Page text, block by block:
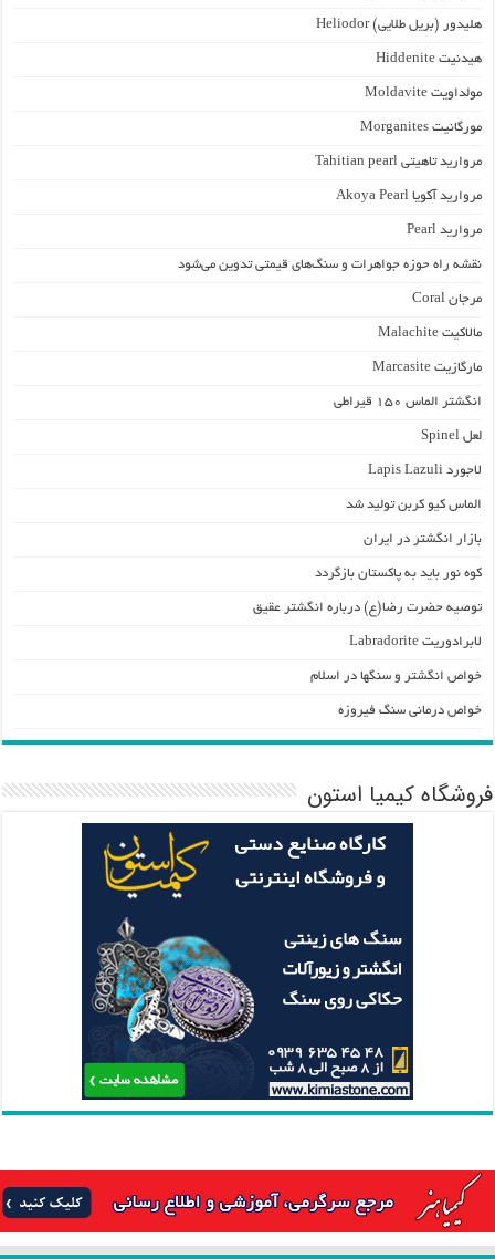
هلیدور (بریل طلایی) Heliodor
هیدنیت Hiddenite
مولداویت Moldavite
مورگانیت Morganites
مروارید تاهیتی Tahitian pearl
مروارید آکویا Akoya Pearl
مروارید Pearl
نقشه راه حوزه جواهرات و سنگ‌های قیمتی تدوین می‌شود
مرجان Coral
مالاکیت Malachite
مارگازیت Marcasite
انگشتر الماس ۱۵۰ قیراطی
لعل Spinel
لاجورد Lapis Lazuli
الماس کیو کربن تولید شد
بازار انگشتر در ایران
کوه نور باید به پاکستان بازگردد
توصیه حضرت رضا(ع) درباره انگشتر عقیق
لابرادوریت Labradorite
خواص انگشتر و سنگها در اسلام
خواص درمانی سنگ فیروزه
فروشگاه کیمیا استون